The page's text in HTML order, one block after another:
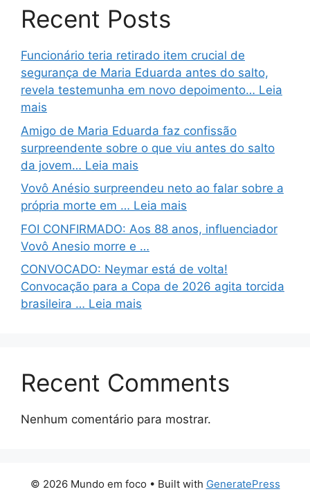
Recent Posts
Funcionário teria retirado item crucial de
segurança de Maria Eduarda antes do salto,
revela testemunha em novo depoimento… Leia
mais
Amigo de Maria Eduarda faz confissão
surpreendente sobre o que viu antes do salto
da jovem… Leia mais
Vovô Anésio surpreendeu neto ao falar sobre a
própria morte em … Leia mais
FOI CONFIRMADO: Aos 88 anos, influenciador
Vovô Anesio morre e …
CONVOCADO: Neymar está de volta!
Convocação para a Copa de 2026 agita torcida
brasileira … Leia mais
Recent Comments
Nenhum comentário para mostrar.
© 2026 Mundo em foco • Built with GeneratePress